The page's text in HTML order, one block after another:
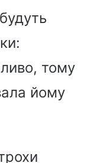
тому
йому